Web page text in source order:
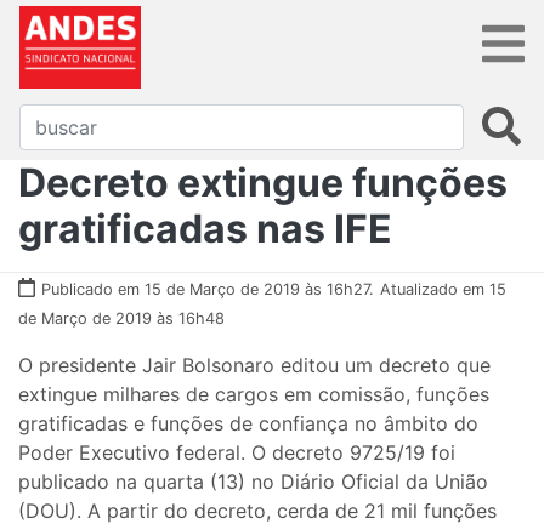
Decreto extingue funções
gratificadas nas IFE
Publicado em 15 de Março de 2019 às 16h27. Atualizado em 15
de Março de 2019 às 16h48
O presidente Jair Bolsonaro editou um decreto que
extingue milhares de cargos em comissão, funções
gratificadas e funções de confiança no âmbito do
Poder Executivo federal. O decreto 9725/19 foi
publicado na quarta (13) no Diário Oficial da União
(DOU). A partir do decreto, cerda de 21 mil funções